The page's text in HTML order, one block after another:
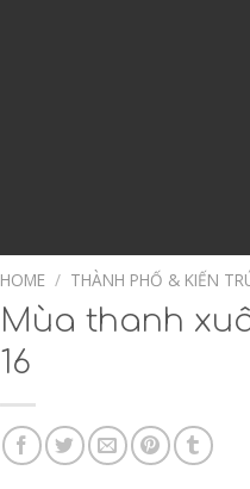
HOME / THÀNH PHỐ & KIẾN
Mùa thanh
16